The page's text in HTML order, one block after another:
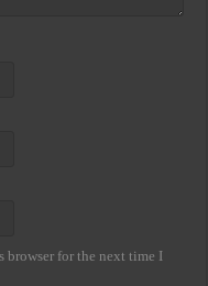
browser for the next time I